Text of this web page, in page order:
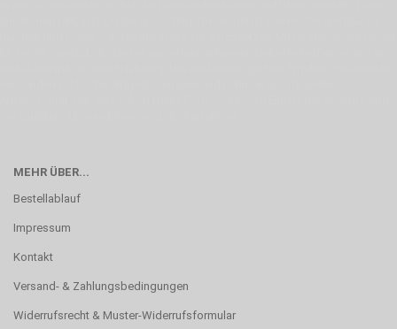
MEHR ÜBER...
Bestellablauf
Impressum
Kontakt
Versand- & Zahlungsbedingungen
Widerrufsrecht & Muster-Widerrufsformular